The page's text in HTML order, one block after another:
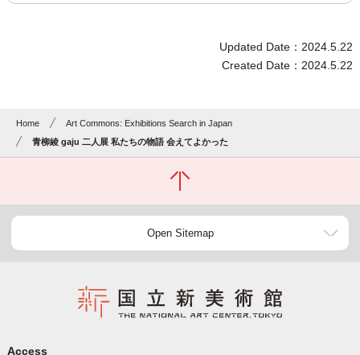
Updated Date：2024.5.22
Created Date：2024.5.22
Home
Art Commons: Exhibitions Search in Japan
青柳綾 gaju 二人展 私たちの物語 会えてよかった
Open Sitemap
Access